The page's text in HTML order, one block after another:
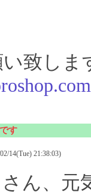
致しま
す
14(Tue) 21:38:03)
ん、元